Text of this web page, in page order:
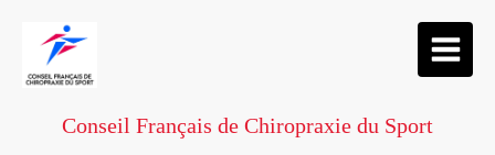
Conseil Français de Chiropraxie du Sport